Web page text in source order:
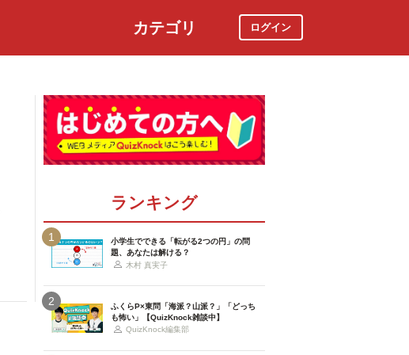
カテゴリ ログイン
ランキング
1
小学生でできる「転がる2つの円」の問
題、あなたは解ける？
木村 真実子
2
ふくらP×東問「海派？山派？」「どっち
も怖い」【QuizKnock雑談中】
QuizKnock編集部